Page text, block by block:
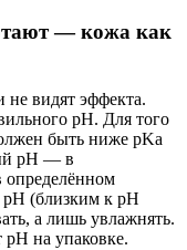
— кожа как
не видят эффекта.
pH. Для того
быть ниже pKa
pH — в
pH (близким к pH
а лишь увлажнять.
на упаковке.